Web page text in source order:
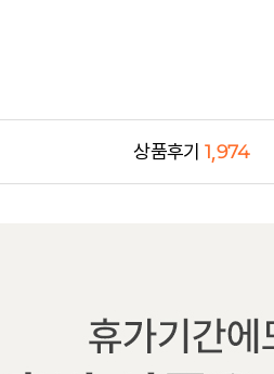
상품후기 1,974